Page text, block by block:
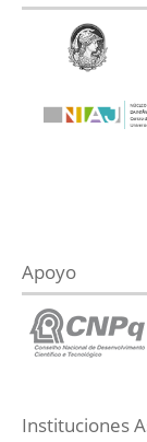
Apoyo
Instituciones